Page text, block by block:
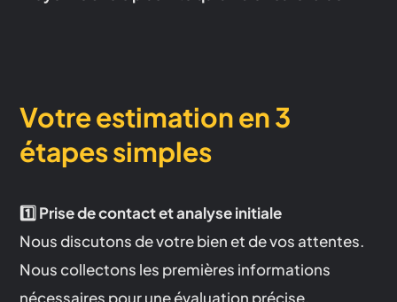
Votre estimation en 3
étapes simples
1️⃣ Prise de contact et analyse initiale
Nous discutons de votre bien et de vos attentes.
Nous collectons les premières informations
nécessaires pour une évaluation précise.